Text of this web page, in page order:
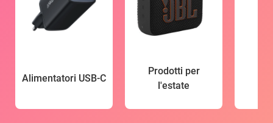
Alimentatori USB-C
Prodotti per
l'estate